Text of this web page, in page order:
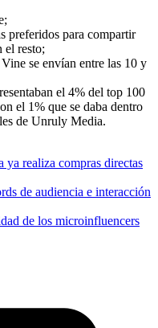
preferidos para compartir
el resto;
se envían entre las 10 y
el 4% del top 100
el 1% que se daba dentro
de Unruly Media.
ya realiza compras directas
de audiencia e interacción
de los microinfluencers